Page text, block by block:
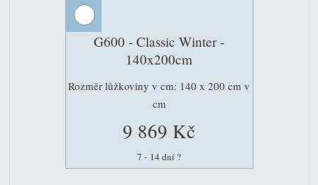
G600 - Classic Winter -
140x200cm
Rozměr lůžkoviny v cm: 140 x 200 cm v
cm
9 869 Kč
7 - 14 dní ?